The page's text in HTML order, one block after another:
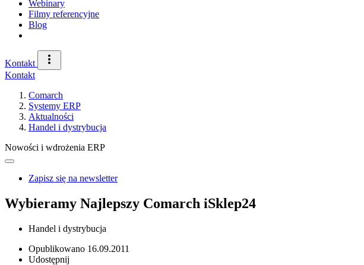
Webinary
Filmy referencyjne
Blog
Kontakt
Kontakt
Comarch
Systemy ERP
Aktualności
Handel i dystrybucja
Nowości i wdrożenia ERP
Zapisz się na newsletter
Wybieramy Najlepszy Comarch iSklep24
Handel i dystrybucja
Opublikowano 16.09.2011
Udostępnij